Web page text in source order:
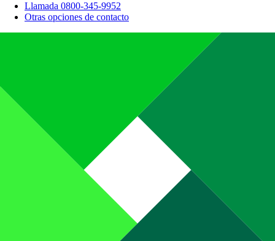
Llamada 0800-345-9952
Otras opciones de contacto